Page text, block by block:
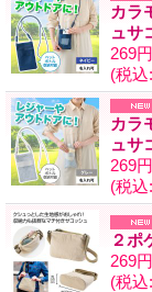
カラ
ュサ
269円
(税込:
カラ
ュサ
269円
(税込:
２ポ
269円
(税込: